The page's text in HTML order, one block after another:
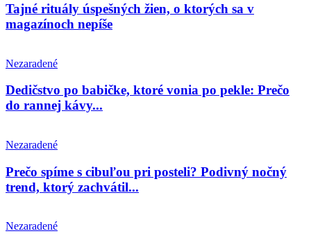
Tajné rituály úspešných žien, o ktorých sa v
magazínoch nepíše
Nezaradené
Dedičstvo po babičke, ktoré vonia po pekle: Prečo
do rannej kávy...
Nezaradené
Prečo spíme s cibuľou pri posteli? Podivný nočný
trend, ktorý zachvátil...
Nezaradené